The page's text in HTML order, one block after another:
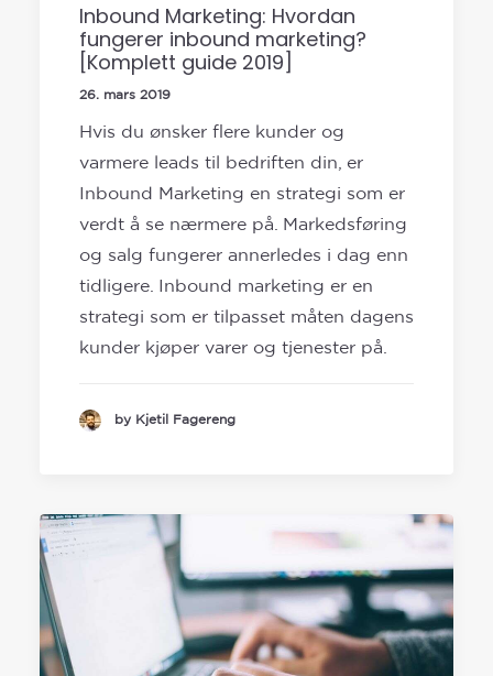
Inbound Marketing: Hvordan
fungerer inbound marketing?
[Komplett guide 2019]
26. mars 2019
Hvis du ønsker flere kunder og
varmere leads til bedriften din, er
Inbound Marketing en strategi som er
verdt å se nærmere på. Markedsføring
og salg fungerer annerledes i dag enn
tidligere. Inbound marketing er en
strategi som er tilpasset måten dagens
kunder kjøper varer og tjenester på.
by Kjetil Fagereng